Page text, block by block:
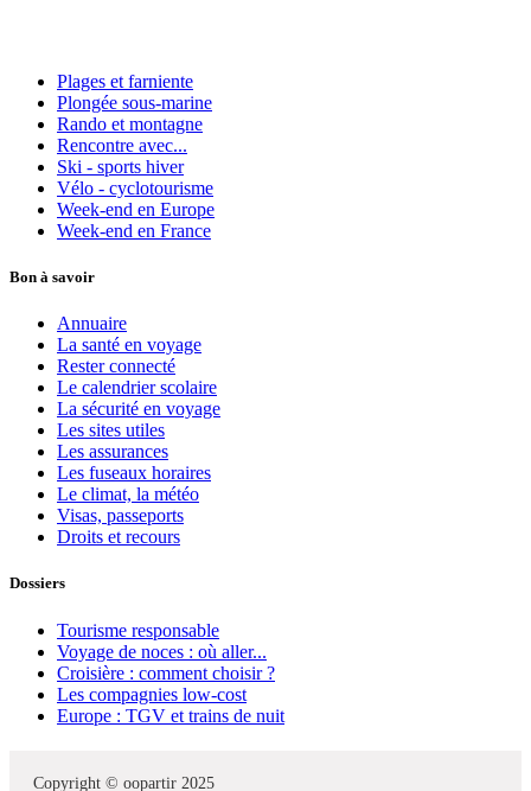
Plages et farniente
Plongée sous-marine
Rando et montagne
Rencontre avec...
Ski - sports hiver
Vélo - cyclotourisme
Week-end en Europe
Week-end en France
Bon à savoir
Annuaire
La santé en voyage
Rester connecté
Le calendrier scolaire
La sécurité en voyage
Les sites utiles
Les assurances
Les fuseaux horaires
Le climat, la météo
Visas, passeports
Droits et recours
Dossiers
Tourisme responsable
Voyage de noces : où aller...
Croisière : comment choisir ?
Les compagnies low-cost
Europe : TGV et trains de nuit
Copyright © oopartir 2025